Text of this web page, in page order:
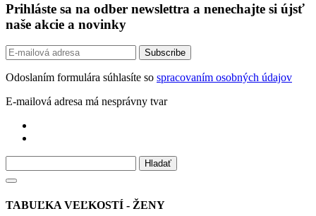
Prihláste sa na odber newslettra a nenechajte si újsť
naše akcie a novinky
Odoslaním formulára súhlasíte so spracovaním osobných údajov
E-mailová adresa má nesprávny tvar
TABUĽKA VEĽKOSTÍ - ŽENY